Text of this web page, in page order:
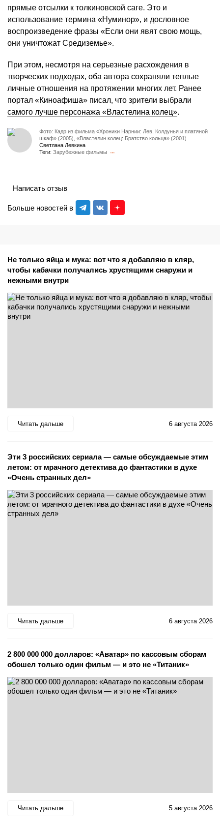
прямые отсылки к толкиновской саге. Это и
использование термина «Нуминор», и дословное
воспроизведение фразы «Если они явят свою мощь,
они уничтожат Средиземье».
При этом, несмотря на серьезные расхождения в
творческих подходах, оба автора сохраняли теплые
личные отношения на протяжении многих лет. Ранее
портал «Киноафиша» писал, что зрители выбрали
самого лучше персонажа «Властелина колец».
Фото: Кадр из фильма «Хроники Нарнии: Лев, Колдунья и платяной
шкаф» (2005), «Властелин колец: Братство кольца» (2001)
Светлана Левкина
Теги: Зарубежные фильмы
Больше новостей в
Написать отзыв
Не только яйца и мука: вот что я добавляю в кляр,
чтобы кабачки получались хрустящими снаружи и
нежными внутри
Читать дальше 6 августа 2026
Эти 3 российских сериала — самые обсуждаемые этим
летом: от мрачного детектива до фантастики в духе
«Очень странных дел»
Читать дальше 6 августа 2026
2 800 000 000 долларов: «Аватар» по кассовым сборам
обошел только один фильм — и это не «Титаник»
Читать дальше 5 августа 2026